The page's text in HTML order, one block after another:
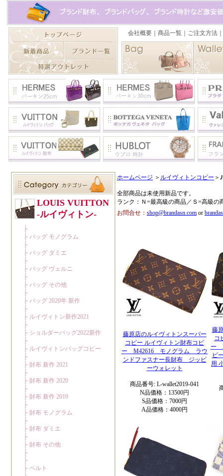
ホームページ ＞ ルイヴィトンコピー ＞
全部商品は未使用新品です。
ランク：Ｎ=最高級の商品／Ｓ=高級の
お問合せ： shop@brandasn.com or
藤原店のルイヴィトンスーパー
コピー ルイヴィトン財布コピ
ー M42616 モノグラム ラウ
ンドファスナー長財布 ジッピ
ーウォレット
商品番号: L-wallet2019-041
N品価格：13500円
S品価格：7000円
A品価格：4000円
藤
コ
ー
ピ
用